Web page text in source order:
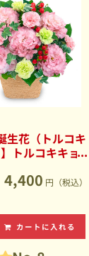
生花（トルコキ
トルコキキョ
4,400 円（税込）
カートに入れる